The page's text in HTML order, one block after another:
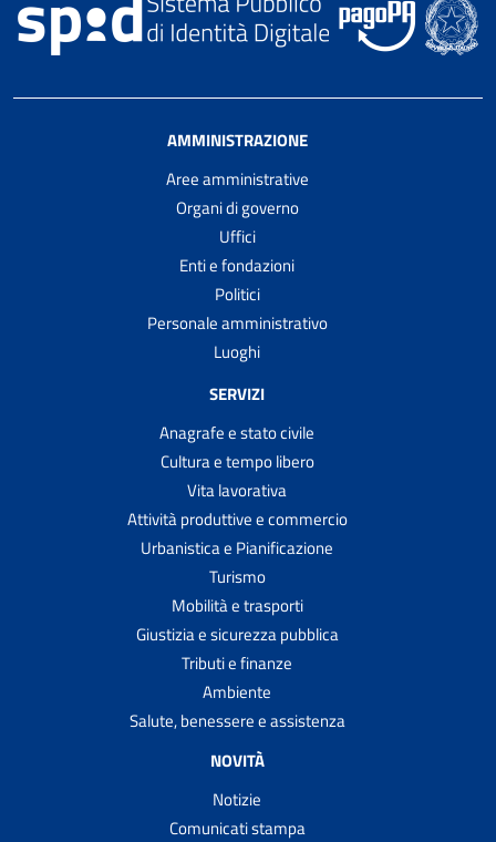
AMMINISTRAZIONE
Aree amministrative
Organi di governo
Uffici
Enti e fondazioni
Politici
Personale amministrativo
Luoghi
SERVIZI
Anagrafe e stato civile
Cultura e tempo libero
Vita lavorativa
Attività produttive e commercio
Urbanistica e Pianificazione
Turismo
Mobilità e trasporti
Giustizia e sicurezza pubblica
Tributi e finanze
Ambiente
Salute, benessere e assistenza
NOVITÀ
Notizie
Comunicati stampa